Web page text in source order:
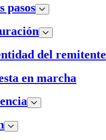
pasos
del remitente
en marcha